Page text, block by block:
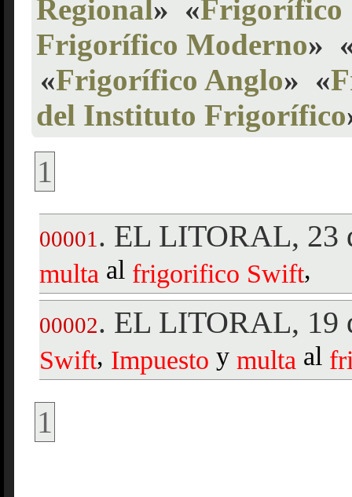
Regional» «Frigorífico
Frigorífico Moderno»
«Frigorífico Anglo» «
del Instituto Frigorífico
1
00001 . EL LITORAL, 23
multa al frigorifico Swift,
00002. EL LITORAL, 19
Swift, Impuesto y multa al
1